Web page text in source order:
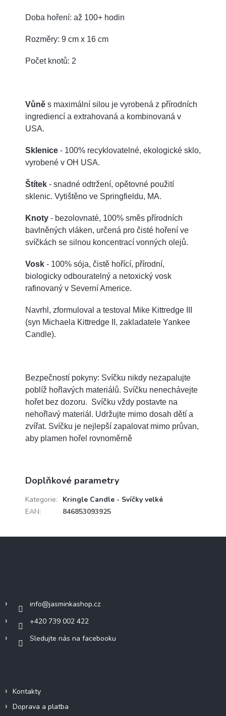
Doba hoření: až 100+ hodin
Rozměry: 9 cm x 16 cm
Počet knotů: 2
Vůně s maximální silou je vyrobená z přírodních
ingrediencí a extrahovaná a kombinovaná v
USA.
Sklenice - 100% recyklovatelné, ekologické sklo,
vyrobené v OH USA.
Štítek - snadné odtržení, opětovné použití
sklenic. Vytištěno ve Springfieldu, MA.
Knoty - bezolovnaté, 100% směs přírodních
bavlněných vláken, určená pro čisté hoření ve
svíčkách se silnou koncentrací vonných olejů.
Vosk - 100% sója, čistě hořící, přírodní,
biologicky odbouratelný a netoxický vosk
rafinovaný v Severní Americe.
Navrhl, zformuloval a testoval Mike Kittredge III
(syn Michaela Kittredge II, zakladatele Yankee
Candle).
Bezpečností pokyny: Svíčku nikdy nezapalujte
poblíž hořlavých materiálů. Svíčku nenechávejte
hořet bez dozoru. Svíčku vždy postavte na
nehořlavý materiál. Udržujte mimo dosah dětí a
zvířat. Svíčku je nejlepší zapalovat mimo průvan,
aby plamen hořel rovnoměrně
Doplňkové parametry
Kategorie:
Kringle Candle - Svíčky velké
EAN: 846853093925
info@jasminkashop.cz
+420 739 002 422
Sledujte nás na facebooku
Kontakty
Doprava a platba